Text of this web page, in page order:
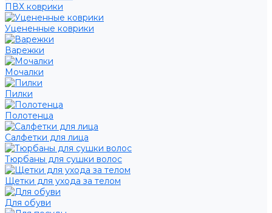
ПВХ коврики
Уцененные коврики
Варежки
Мочалки
Пилки
Полотенца
Салфетки для лица
Тюрбаны для сушки волос
Щетки для ухода за телом
Для обуви